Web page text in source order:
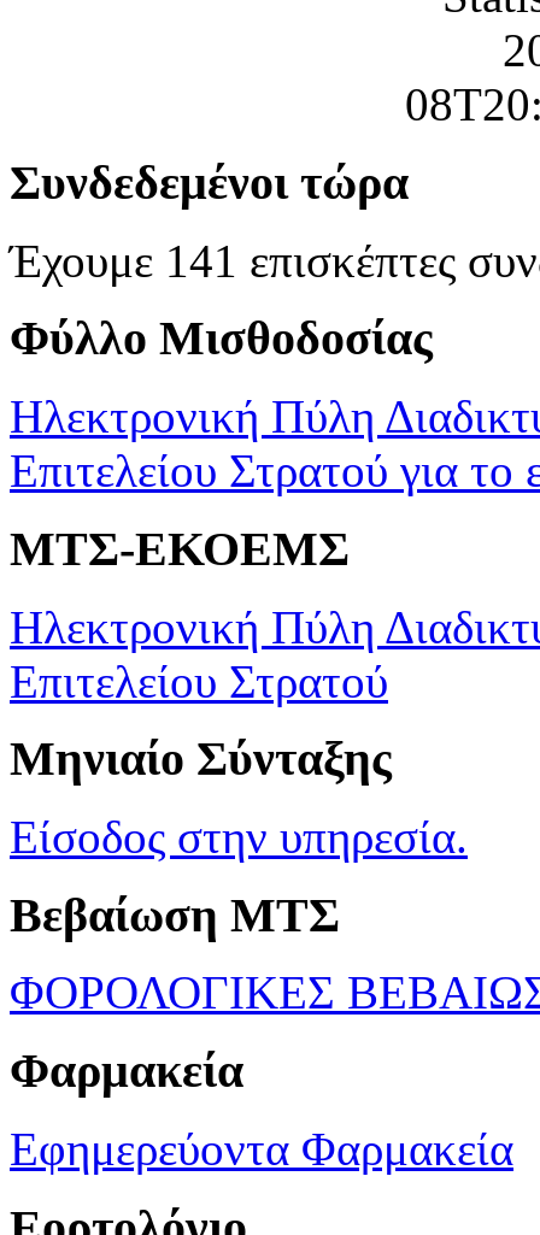
Συνδεδεμένοι τώρα
Έχουμε 141 επισκέπτες
Φύλλο Μισθοδοσίας
Ηλεκτρονική Πύλη
Επιτελείου Στρατού για το
ΜΤΣ-ΕΚΟΕΜΣ
Ηλεκτρονική Πύλη
Επιτελείου Στρατού
Μηνιαίο Σύνταξης
Είσοδος στην υπηρεσία.
Βεβαίωση ΜΤΣ
ΦΟΡΟΛΟΓΙΚΕΣ
Φαρμακεία
Εφημερεύοντα Φαρμακεία